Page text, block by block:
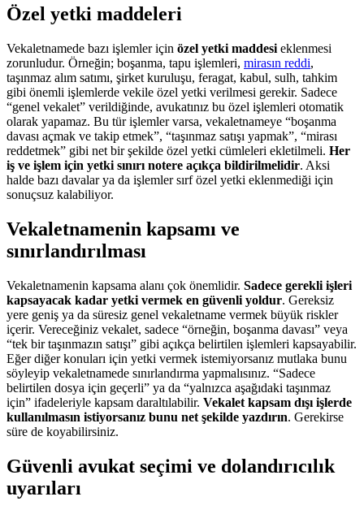
Özel yetki maddeleri
Vekaletnamede bazı işlemler için özel yetki maddesi eklenmesi
zorunludur. Örneğin; boşanma, tapu işlemleri, mirasın reddi,
taşınmaz alım satımı, şirket kuruluşu, feragat, kabul, sulh, tahkim
gibi önemli işlemlerde vekile özel yetki verilmesi gerekir. Sadece
“genel vekalet” verildiğinde, avukatınız bu özel işlemleri otomatik
olarak yapamaz. Bu tür işlemler varsa, vekaletnameye “boşanma
davası açmak ve takip etmek”, “taşınmaz satışı yapmak”, “mirası
reddetmek” gibi net bir şekilde özel yetki cümleleri ekletilmeli. Her
iş ve işlem için yetki sınırı notere açıkça bildirilmelidir. Aksi
halde bazı davalar ya da işlemler sırf özel yetki eklenmediği için
sonuçsuz kalabiliyor.
Vekaletnamenin kapsamı ve
sınırlandırılması
Vekaletnamenin kapsama alanı çok önemlidir. Sadece gerekli işleri
kapsayacak kadar yetki vermek en güvenli yoldur. Gereksiz
yere geniş ya da süresiz genel vekaletname vermek büyük riskler
içerir. Vereceğiniz vekalet, sadece “örneğin, boşanma davası” veya
“tek bir taşınmazın satışı” gibi açıkça belirtilen işlemleri kapsayabilir.
Eğer diğer konuları için yetki vermek istemiyorsanız mutlaka bunu
söyleyip vekaletnamede sınırlandırma yapmalısınız. “Sadece
belirtilen dosya için geçerli” ya da “yalnızca aşağıdaki taşınmaz
için” ifadeleriyle kapsam daraltılabilir. Vekalet kapsam dışı işlerde
kullanılmasın istiyorsanız bunu net şekilde yazdırın. Gerekirse
süre de koyabilirsiniz.
Güvenli avukat seçimi ve dolandırıcılık
uyarıları